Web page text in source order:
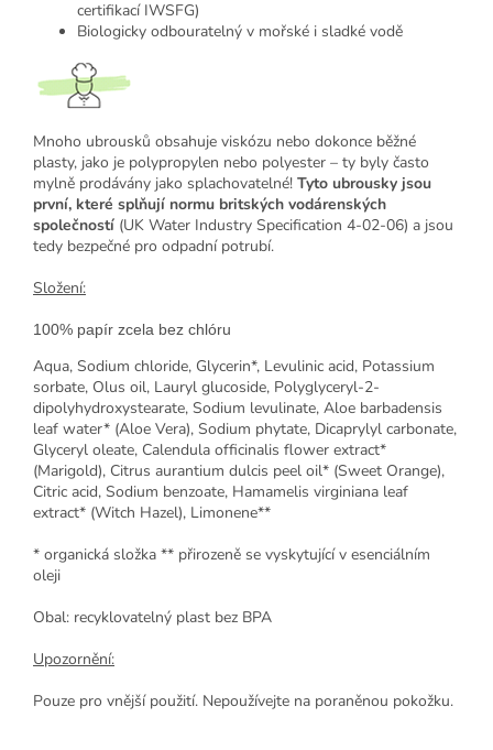
certifikací IWSFG)
Biologicky odbouratelný v mořské i sladké vodě
Mnoho ubrousků obsahuje viskózu nebo dokonce běžné
plasty, jako je polypropylen nebo polyester – ty byly často
mylně prodávány jako splachovatelné! Tyto ubrousky jsou
první, které splňují normu britských vodárenských
společností (UK Water Industry Specification 4-02-06) a jsou
tedy bezpečné pro odpadní potrubí.
Složení:
100% papír zcela bez chlóru
Aqua, Sodium chloride, Glycerin*, Levulinic acid, Potassium
sorbate, Olus oil, Lauryl glucoside, Polyglyceryl-2-
dipolyhydroxystearate, Sodium levulinate, Aloe barbadensis
leaf water* (Aloe Vera), Sodium phytate, Dicaprylyl carbonate,
Glyceryl oleate, Calendula officinalis flower extract*
(Marigold), Citrus aurantium dulcis peel oil* (Sweet Orange),
Citric acid, Sodium benzoate, Hamamelis virginiana leaf
extract* (Witch Hazel), Limonene**
* organická složka ** přirozeně se vyskytující v esenciálním
oleji
Obal: recyklovatelný plast bez BPA
Upozornění:
Pouze pro vnější použití. Nepoužívejte na poraněnou pokožku.